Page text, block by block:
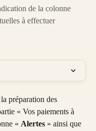
de la colonne
à effectuer
préparation des
« Vos paiements à
« Alertes » ainsi que